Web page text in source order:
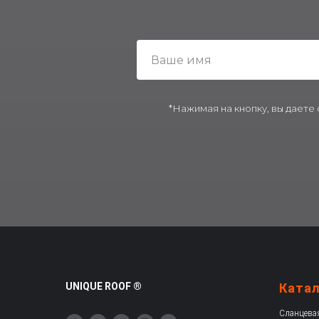
*Нажимая на кнопку, вы даете
UNIQUE ROOF ®